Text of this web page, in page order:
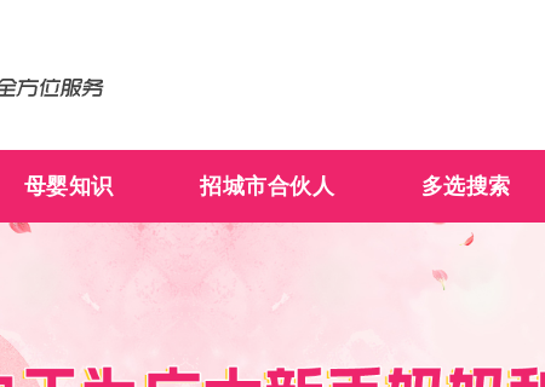
母婴知识 招城市合伙人 多选搜索